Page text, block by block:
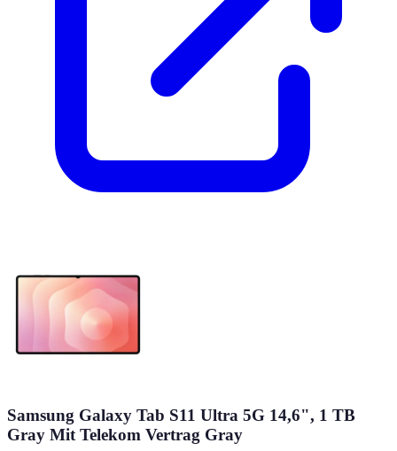
Samsung Galaxy Tab S11 Ultra 5G 14,6", 1 TB
Gray Mit Telekom Vertrag Gray